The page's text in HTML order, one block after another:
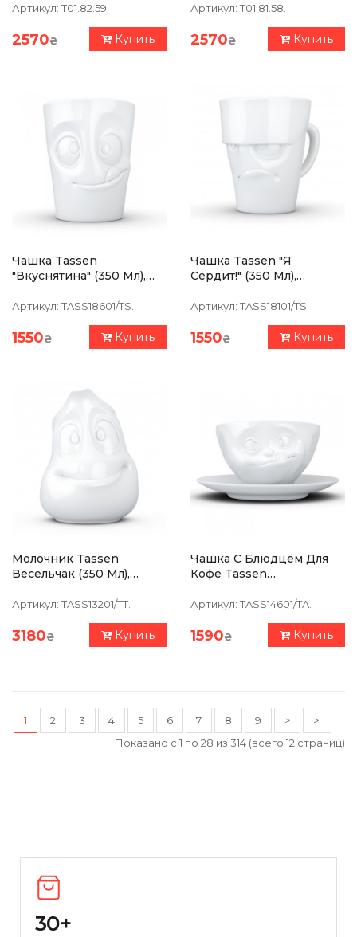
Артикул: T01.82.59.
2570₴ Купить
Артикул: T01.81.58.
2570₴ Купить
Чашка Tassen
"Вкуснятина" (350 Мл),
Артикул: TASS18601/TS.
1550₴ Купить
Чашка Tassen "Я
Сердит!" (350 Мл),
Артикул: TASS18101/TS.
1550₴ Купить
Молочник Tassen
Весельчак (350 Мл),
Артикул: TASS13201/TT.
3180₴ Купить
Чашка С Блюдцем Для
Кофе Tassen
Фарфор
Артикул: TASS14601/TA.
1590₴ Купить
1 2 3 4 5 6 7 8 9 >
>|
Показано с 1 по 28 из 314 (всего 12 страниц)
30+